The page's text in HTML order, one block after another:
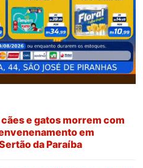
e gatos morrem com
em
da Paraíba